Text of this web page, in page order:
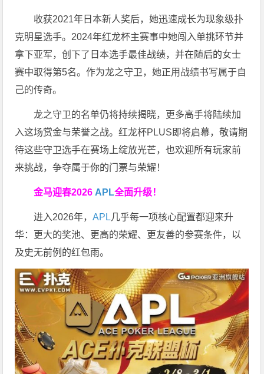
收获2021年日本新人奖后，她迅速成长为现象级扑
克明星选手。2024年红龙杯主赛事中她闯入单挑环节并
拿下亚军，创下了日本选手最佳战绩，并在随后的女士
赛中取得第5名。作为龙之守卫，她正用战绩书写属于自
己的传奇。
龙之守卫的名单仍将持续揭晓，更多高手将陆续加
入这场赏金与荣誉之战。红龙杯PLUS即将启幕，敬请期
待这些守卫选手在赛场上绽放光芒，也欢迎所有玩家前
来挑战，争夺属于你的门票与荣耀！
金马迎春2026 APL全面升级！
进入2026年，APL几乎每一项核心配置都迎来升
华：更大的奖池、更高的荣耀、更友善的参赛条件，以
及史无前例的红包雨。